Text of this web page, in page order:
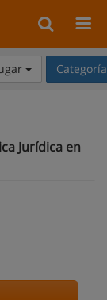
Jurídica en